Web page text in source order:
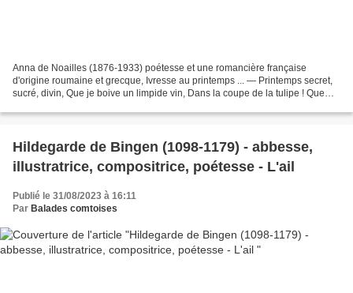
Anna de Noailles (1876-1933) poétesse et une romancière française
d'origine roumaine et grecque, Ivresse au printemps ... — Printemps secret,
sucré, divin, Que je boive un limpide vin, Dans la coupe de la tulipe ! Que
Hildegarde de Bingen (1098-1179) - abbesse,
illustratrice, compositrice, poétesse - L'ail
Publié le 31/08/2023 à 16:11
Par Balades comtoises